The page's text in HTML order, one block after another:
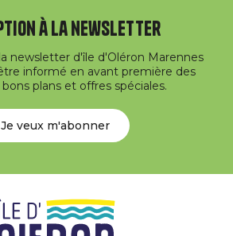
à la newsletter
newsletter d'île d'Oléron Marennes
informé en avant première des
plans et offres spéciales.
Je veux m'abonner